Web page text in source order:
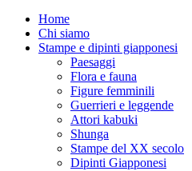
Home
Chi siamo
Stampe e dipinti giapponesi
Paesaggi
Flora e fauna
Figure femminili
Guerrieri e leggende
Attori kabuki
Shunga
Stampe del XX secolo
Dipinti Giapponesi